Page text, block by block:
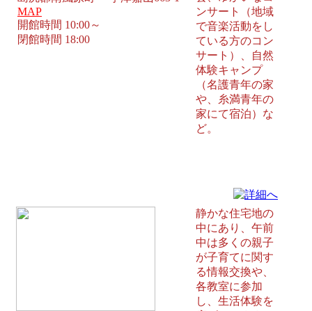
MAP
開館時間 10:00～
閉館時間 18:00
ンサート（地域
で音楽活動をし
ている方のコン
サート）、自然
体験キャンプ
（名護青年の家
や、糸満青年の
家にて宿泊）な
ど。
静かな住宅地の
中にあり、午前
中は多くの親子
が子育てに関す
る情報交換や、
各教室に参加
し、生活体験を